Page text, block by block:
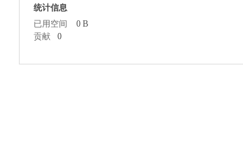
统计信息
已用空间
0 B
贡献
0